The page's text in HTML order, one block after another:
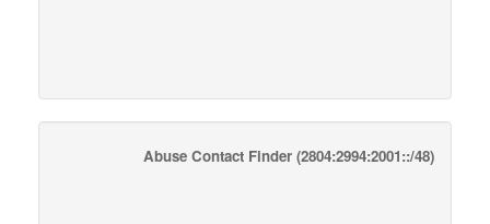
Abuse Contact Finder(2804:2994:2001::/48)